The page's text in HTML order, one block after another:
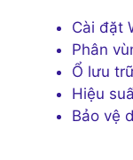
Cài đặt
Phân
Ổ lưu
Hiệu
Bảo vệ